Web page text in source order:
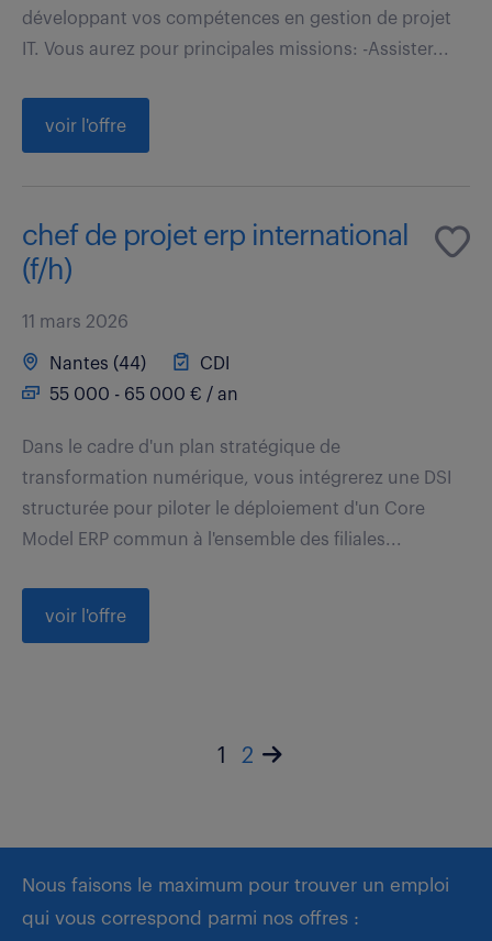
développant vos compétences en gestion de projet
IT. Vous aurez pour principales missions: -Assister...
voir l'offre
chef de projet erp international
(f/h)
11 mars 2026
Nantes (44)
CDI
55 000 - 65 000 € / an
Dans le cadre d'un plan stratégique de
transformation numérique, vous intégrerez une DSI
structurée pour piloter le déploiement d'un Core
Model ERP commun à l'ensemble des filiales...
voir l'offre
1 2
Nous faisons le maximum pour trouver un emploi
qui vous correspond parmi nos offres :